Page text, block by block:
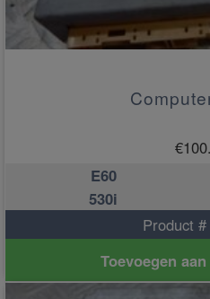
€
E60
530i
Product
Toevoegen